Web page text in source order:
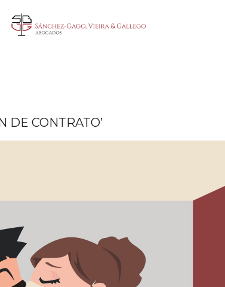
DE CONTRATO’